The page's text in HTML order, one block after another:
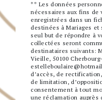
** Les données
nécessaires aux fins
enregistrées dans un
destinées à Mariages
seul but de répondre à
collectées seront
destinataires suivants:
Vieille, 50100
d’accès, de
de limitation,
consentement à tout
une réclamation auprès